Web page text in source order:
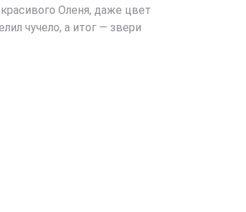
Оленя, даже цвет
чучело, а итог — звери